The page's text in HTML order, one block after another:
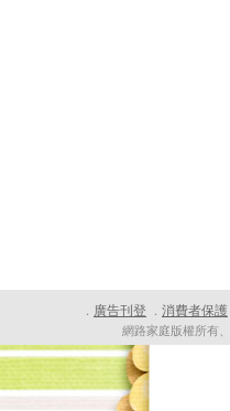
． 廣告刊登 ． 消費者保護
網路家庭版權所有